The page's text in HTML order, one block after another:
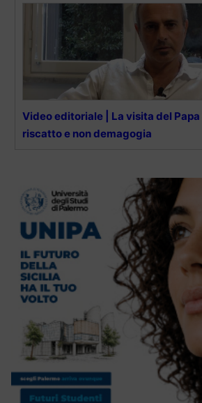
Video editoriale | La visita del
riscatto e non demagogia